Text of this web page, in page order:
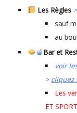
Les Règles >
sauf
au
Bar et
voir
> cliquez
Les
ET